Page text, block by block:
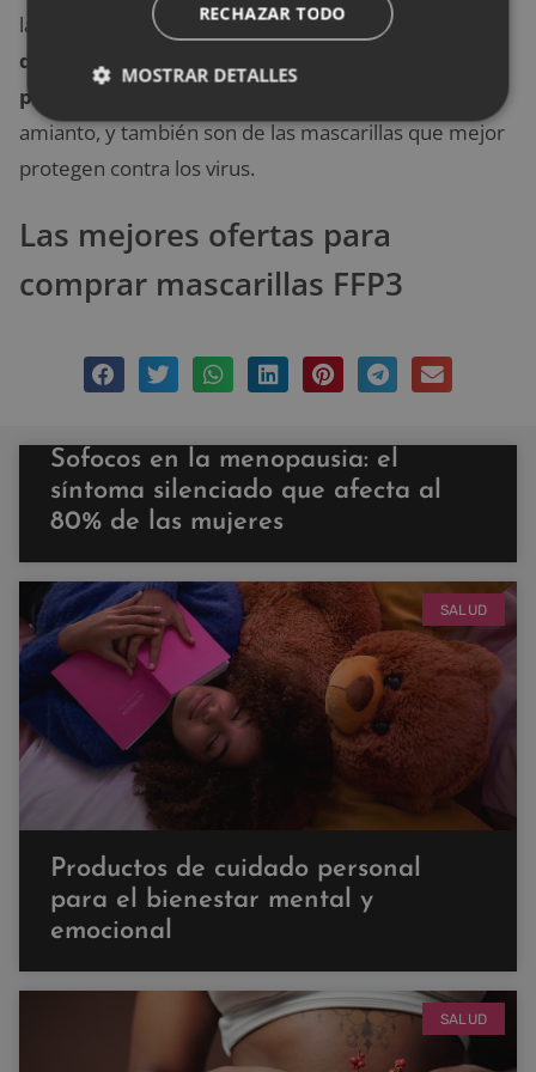
las FFP. Con un porcentaje de filtración mínimo
del 99% y un máximo de 2% de fuga al interior,
protegen contra partículas muy finas
amianto, y también son de las mascarillas que mejor
protegen contra los virus.
Las mejores ofertas para
comprar mascarillas FFP3
Sofocos en la menopausia: el
síntoma silenciado que afecta al
80% de las mujeres
SALUD
Productos de cuidado personal
para el bienestar mental y
emocional
SALUD
RECHAZAR TODO
MOSTRAR DETALLES